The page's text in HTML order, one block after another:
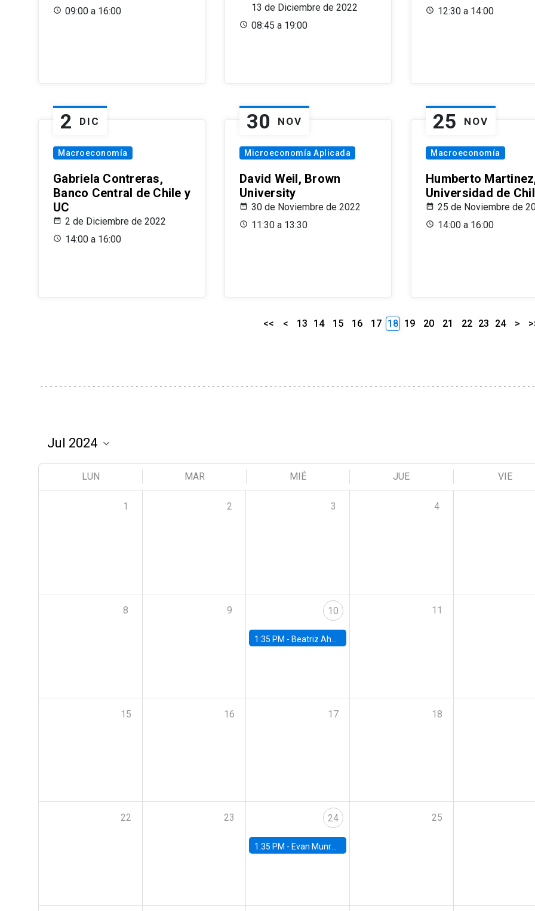
09:00 a 16:00
13 de Diciembre de 2022
08:45 a 19:00
12:30 a 14:00
2 DIC
Macroeconomía
Gabriela Contreras,
Banco Central de Chile y
UC
2 de Diciembre de 2022
14:00 a 16:00
30 NOV
Microeconomía Aplicada
David Weil, Brown
University
30 de Noviembre de 2022
11:30 a 13:30
25 NOV
Macroeconomía
Humberto
Universidad de
25 de Noviembre de
14:00 a 16:00
<< < 13 14 15 16 17 18 19 20 21 22 23 24 >
LUN MAR MIÉ JUE VIE
1 2 3 4
8 9 10
1:35 PM - Beatriz Ahumada, PhD candidate, Universidad de Pittsburgh
11
15 16 17 18
22 23 24
1:35 PM - Evan Munro, Neyman Visiting Assistant Professor in the Department of Statistics at UC Berkeley
25